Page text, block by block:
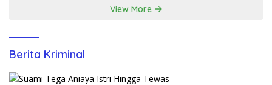
View More
Berita Kriminal